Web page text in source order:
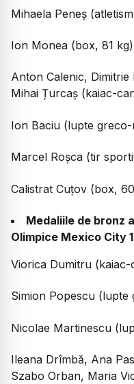
Mihaela Peneș
Ion Monea (box, 81 kg)
Anton Calenic,
Mihai Țurcaș (kaiac-
Ion Baciu (lupte
Marcel Roșca (tir
Calistrat Cuțov (box,
Medaliile de bronz
Olimpice Mexico City
Viorica Dumitru
Simion Popescu
Nicolae Martinescu
Ileana Drîmbă, Ana
Szabo Orban, Maria